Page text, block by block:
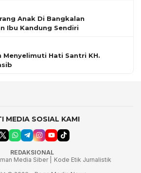
Anak Di Bangkalan
Ibu Kandung Sendiri
Menyelimuti Hati Santri KH.
MEDIA SOSIAL KAMI
REDAKSIONAL
Media Siber |
Kode Etik Jurnalistik